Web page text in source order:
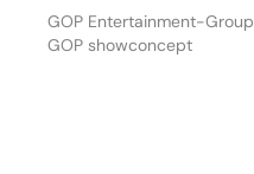
GOP Entertainment-Group
GOP showconcept